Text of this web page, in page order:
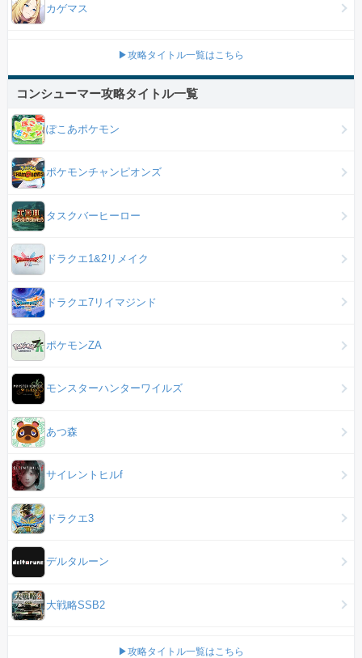
カゲマス
▶攻略タイトル一覧はこちら
コンシューマー攻略タイトル一覧
ぽこあポケモン
ポケモンチャンピオンズ
タスクバーヒーロー
ドラクエ1&2リメイク
ドラクエ7リイマジンド
ポケモンZA
モンスターハンターワイルズ
あつ森
サイレントヒルf
ドラクエ3
デルタルーン
大戦略SSB2
▶攻略タイトル一覧はこちら